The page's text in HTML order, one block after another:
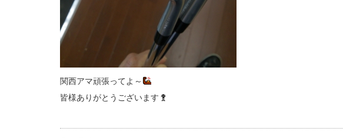
関西アマ頑張ってよ～
皆様ありがとうございます